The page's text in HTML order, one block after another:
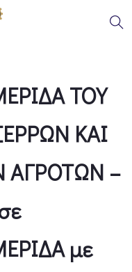
ΤΟΥ
ΚΑΙ
ΑΓΡΟΤΩΝ –
με